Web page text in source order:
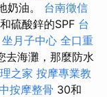
奶油。 台南徵信
硫酸鋅的SPF 台
坐月子中心 全口重
海灘，那麼防水
之家 按摩專業教
按摩整骨 30和